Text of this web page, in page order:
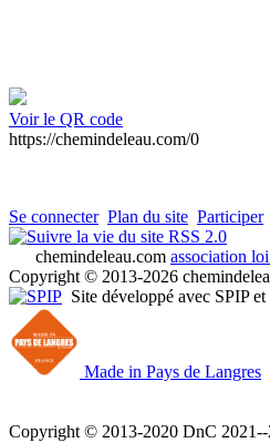
Voir le QR code
https://chemindeleau.com/0
Se connecter Plan du site Participer
RSS 2.0
chemindeleau.com association
Copyright © 2013-2026
Site développé avec SPIP
Made in Pays de Langres
Copyright © 2013-2020 DnC 2021--